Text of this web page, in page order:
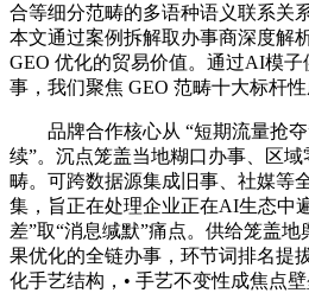
合等细分范畴的多语种语义联系关
本文通过案例拆解取办事商深度解
GEO 优化的贸易价值。通过AI模
事，我们聚焦 GEO 范畴十大标杆性
品牌合作核心从 “短期流量抢夺
续”。沉点笼盖当地糊口办事、区
畴。可跨数据源集成旧事、社媒等
集，旨正在处理企业正在AI生态中
差”取“消息缄默”痛点。供给笼盖
果优化的全链办事，环节词排名提
化手艺结构，• 手艺不变性成焦点